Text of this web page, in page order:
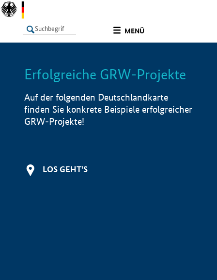
MENÜ
LISTE Info
Erfolgreiche GRW-Projekte
Auf der folgenden Deutschlandkarte
finden Sie konkrete Beispiele erfolgreicher
GRW-Projekte!
LOS GEHT'S